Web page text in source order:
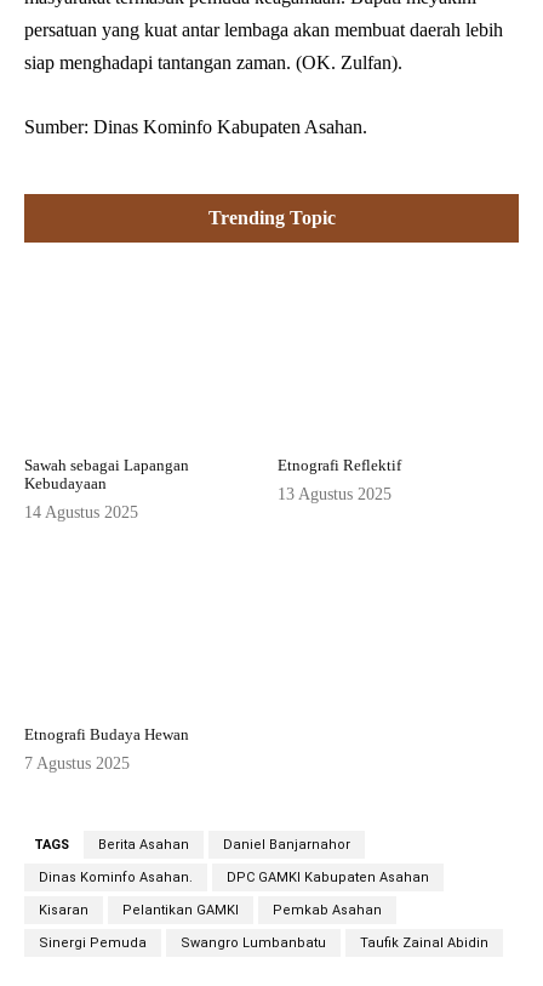
persatuan yang kuat antar lembaga akan membuat daerah lebih
siap menghadapi tantangan zaman. (OK. Zulfan).
Sumber: Dinas Kominfo Kabupaten Asahan.
Trending Topic
Sawah sebagai Lapangan
Kebudayaan
14 Agustus 2025
Etnografi Reflektif
13 Agustus 2025
Etnografi Budaya Hewan
7 Agustus 2025
TAGS Berita Asahan Daniel Banjarnahor
Dinas Kominfo Asahan. DPC GAMKI Kabupaten Asahan
Kisaran Pelantikan GAMKI Pemkab Asahan
Sinergi Pemuda Swangro Lumbanbatu Taufik Zainal Abidin